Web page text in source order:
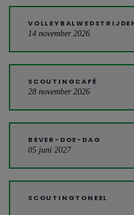
14 november 2026
SCOUTINGCAFÉ
28 november 2026
BEVER-DOE-DAG
05 juni 2027
SCOUTINGTONEEL